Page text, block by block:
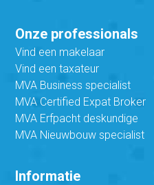
Onze professionals
Vind een makelaar
Vind een taxateur
MVA Business specialist
MVA Certified Expat Broker
MVA Erfpacht deskundige
MVA Nieuwbouw specialist
Informatie